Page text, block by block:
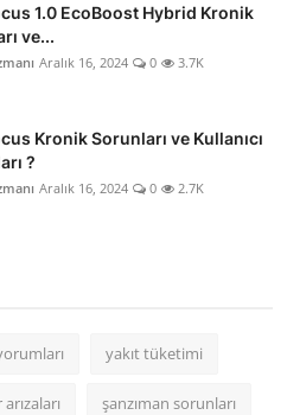
1.0 EcoBoost Hybrid Kronik
ve...
Aralık 16, 2024 0 3.7K
Kronik Sorunları ve Kullanıcı
?
Aralık 16, 2024 0 2.7K
yakıt tüketimi
şanzıman sorunları